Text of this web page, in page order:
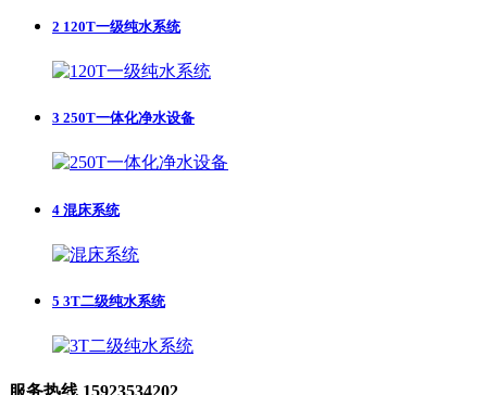
2 120T一级纯水系统
3 250T一体化净水设备
4 混床系统
5 3T二级纯水系统